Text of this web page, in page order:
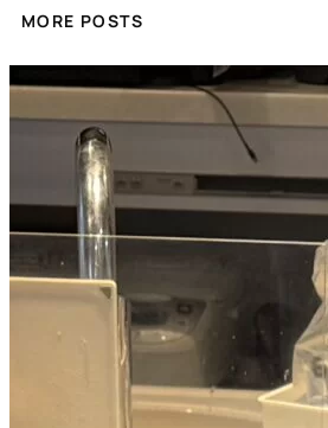
MORE POSTS